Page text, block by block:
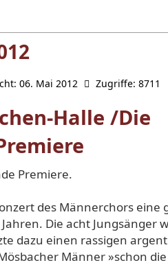
06. Mai 2012 Zugriffe: 8711
Halle /Die
Premiere.
des Männerchors eine
Die acht Jungsänger
dazu einen rassi­gen
Männer »schon